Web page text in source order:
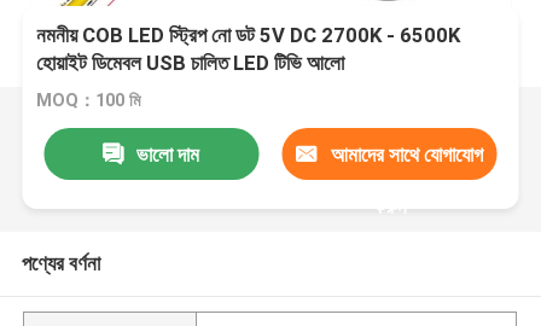
নমনীয় COB LED স্ট্রিপ নো ডট 5V DC 2700K - 6500K
হোয়াইট ডিমেবল USB চালিত LED টিভি আলো
MOQ：100 মি
ভালো দাম আমাদের সাথে যোগাযোগ
করুন
পণ্যের বর্ণনা